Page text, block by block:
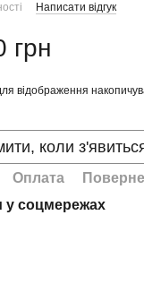
Написати відгук
грн
відображення
коли
Оплата
у соцмережах